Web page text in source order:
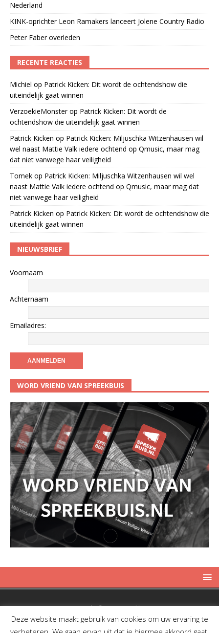
Nederland
KINK-oprichter Leon Ramakers lanceert Jolene Country Radio
Peter Faber overleden
RECENTE REACTIES
Michiel op Patrick Kicken: Dit wordt de ochtendshow die
uiteindelijk gaat winnen
VerzoekieMonsterop Patrick Kicken: Dit wordt de
ochtendshow die uiteindelijk gaat winnen
Patrick Kicken op Patrick Kicken: Miljuschka Witzenhausen wil
wel naast Mattie Valk iedere ochtend op Qmusic, maar mag
dat niet vanwege haar veiligheid
Tomek op Patrick Kicken: Miljuschka Witzenhausen wil wel
naast Mattie Valk iedere ochtend op Qmusic, maar mag dat
niet vanwege haar veiligheid
Patrick Kicken op Patrick Kicken: Dit wordt de ochtendshow die
uiteindelijk gaat winnen
NIEUWSBRIEF
Voornaam
Achternaam
Emailadres:
WORD VRIEND VAN SPREEKBUIS
Copyright © 2019 Spreekbuis
Deze website maakt gebruik van cookies om uw ervaring te